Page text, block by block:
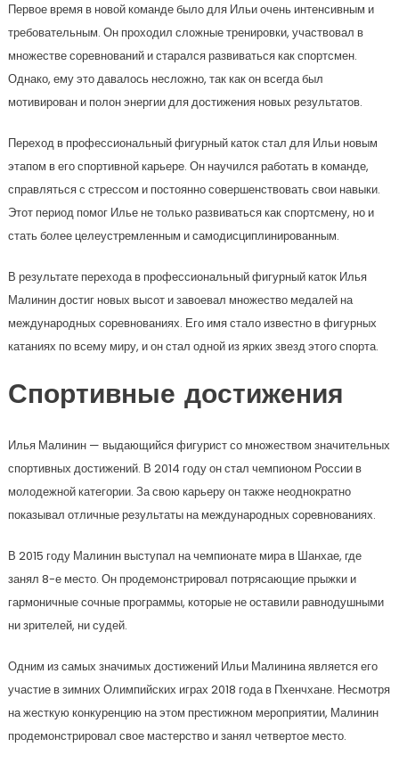
Первое время в новой команде было для Ильи очень интенсивным и
требовательным. Он проходил сложные тренировки, участвовал в
множестве соревнований и старался развиваться как спортсмен.
Однако, ему это давалось несложно, так как он всегда был
мотивирован и полон энергии для достижения новых результатов.
Переход в профессиональный фигурный каток стал для Ильи новым
этапом в его спортивной карьере. Он научился работать в команде,
справляться с стрессом и постоянно совершенствовать свои навыки.
Этот период помог Илье не только развиваться как спортсмену, но и
стать более целеустремленным и самодисциплинированным.
В результате перехода в профессиональный фигурный каток Илья
Малинин достиг новых высот и завоевал множество медалей на
международных соревнованиях. Его имя стало известно в фигурных
катаниях по всему миру, и он стал одной из ярких звезд этого спорта.
Спортивные достижения
Илья Малинин — выдающийся фигурист со множеством значительных
спортивных достижений. В 2014 году он стал чемпионом России в
молодежной категории. За свою карьеру он также неоднократно
показывал отличные результаты на международных соревнованиях.
В 2015 году Малинин выступал на чемпионате мира в Шанхае, где
занял 8-е место. Он продемонстрировал потрясающие прыжки и
гармоничные сочные программы, которые не оставили равнодушными
ни зрителей, ни судей.
Одним из самых значимых достижений Ильи Малинина является его
участие в зимних Олимпийских играх 2018 года в Пхенчхане. Несмотря
на жесткую конкуренцию на этом престижном мероприятии, Малинин
продемонстрировал свое мастерство и занял четвертое место.